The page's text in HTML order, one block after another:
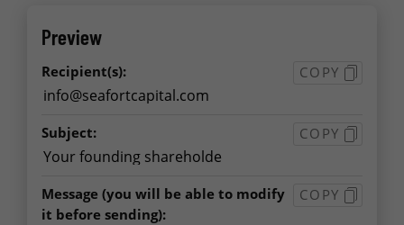
Preview
Recipient(s): COPY
Subject: COPY
Message (you will be able to modify
it before sending):
COPY